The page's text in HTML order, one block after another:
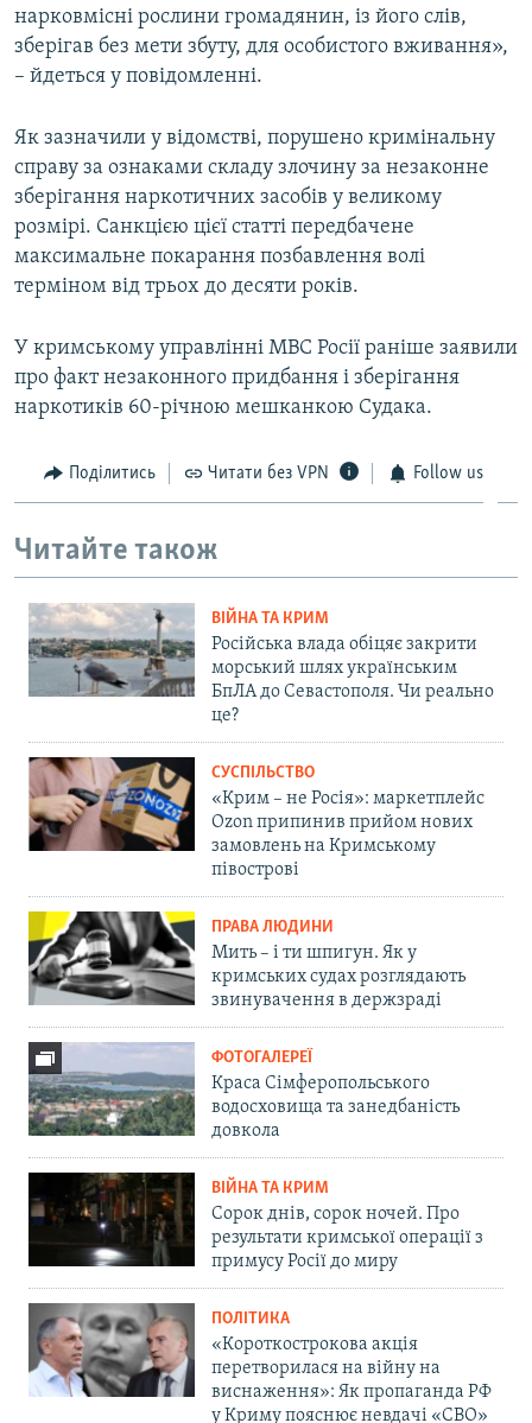
Усі сайти RFE/RL
нарковмісні рослини громадянин, із його слів,
зберігав без мети збуту, для особистого вживання»,
– йдеться у повідомленні.
Як зазначили у відомстві, порушено кримінальну
справу за ознаками складу злочину за незаконне
зберігання наркотичних засобів у великому
розмірі. Санкцією цієї статті передбачене
максимальне покарання позбавлення волі
терміном від трьох до десяти років.
У кримському управлінні МВС Росії раніше заявили
про факт незаконного придбання і зберігання
наркотиків 60-річною мешканкою Судака.
Поділитись Читати без VPN Follow us
Читайте також
ВІЙНА ТА КРИМ
Російська влада обіцяє закрити
морський шлях українським
БпЛА до Севастополя. Чи реально
це?
СУСПІЛЬСТВО
«Крим – не Росія»: маркетплейс
Ozon припинив прийом нових
замовлень на Кримському
півострові
ПРАВА ЛЮДИНИ
Мить – і ти шпигун. Як у
кримських судах розглядають
звинувачення в держзраді
ФОТОГАЛЕРЕЇ
Краса Сімферопольського
водосховища та занедбаність
довкола
ВІЙНА ТА КРИМ
Сорок днів, сорок ночей. Про
результати кримської операції з
примусу Росії до миру
ПОЛІТИКА
«Короткострокова акція
перетворилася на війну на
виснаження»: Як пропаганда РФ
у Криму пояснює невдачі «СВО»